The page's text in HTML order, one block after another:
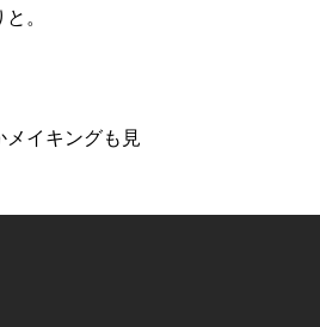
。
メイキングも見